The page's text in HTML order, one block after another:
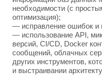
необходимости (с
оптимизация);
— исправление ошибок и
— использование API,
версий, CI/CD, Docker
сообщений, облачных
других инструментов,
и выстраивании